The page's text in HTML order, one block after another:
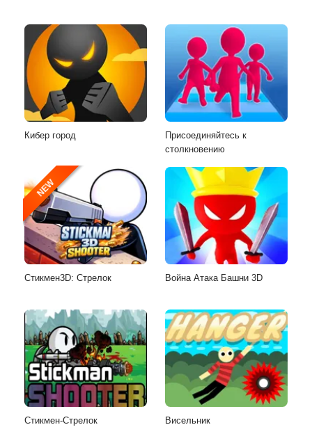
Кибер город
Присоединяйтесь к
столкновению
NEW
Стикмен3D: Стрелок Война Атака Башни 3D
Стикмен-Стрелок Висельник